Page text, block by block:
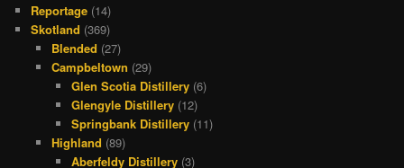
Reportage (14)
Skotland (369)
Blended (27)
Campbeltown (29)
Glen Scotia Distillery (6)
Glengyle Distillery (12)
Springbank Distillery (11)
Highland (89)
Aberfeldy Distillery (3)